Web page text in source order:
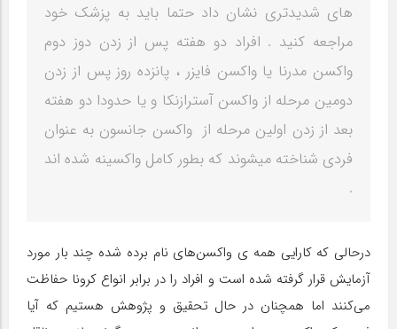
های شدیدتری نشان داد حتما باید به پزشک خود
مراجعه کنید . افراد دو هفته پس از زدن دوز دوم
واکسن مدرنا یا واکسن فایزر ، پانزده روز پس از زدن
دومین مرحله از واکسن آسترازنکا و یا حدودا دو هفته
بعد از زدن اولین مرحله از واکسن جانسون به عنوان
فردی شناخته میشوند که بطور کامل واکسینه شده اند
.
درحالی که کارایی همه ی واکسن‌های نام برده شده چند بار مورد
آزمایش قرار گرفته شده است و افراد را در برابر انواع کرونا حفاظت
می‌کنند اما همچنان در حال تحقیق و پژوهش هستیم که آیا